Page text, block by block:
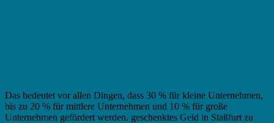
Das bedeutet vor allen Dingen, dass 30 % für kleine Unternehmen,
bis zu 20 % für mittlere Unternehmen und 10 % für große
Unternehmen gefördert werden. geschenktes Geld in Staßfurt zu